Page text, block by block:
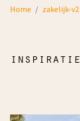
Home zakelijk-v2
inspiratie